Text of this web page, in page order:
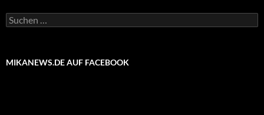
Suchen
nach:
MIKANEWS.DE AUF FACEBOOK